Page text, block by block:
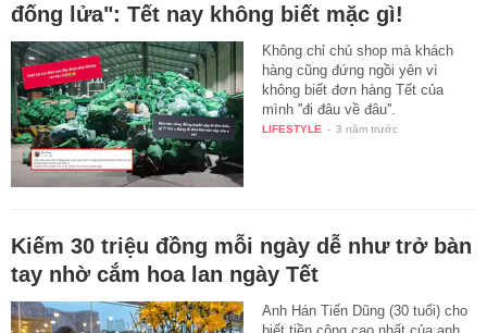
đống lửa": Tết nay không biết mặc gì!
Không chỉ chủ shop mà khách
hàng cũng đứng ngồi yên vì
không biết đơn hàng Tết của
mình ''đi đâu về đâu''.
LIFESTYLE - 3 năm trước
Kiếm 30 triệu đồng mỗi ngày dễ như trở bàn
tay nhờ cắm hoa lan ngày Tết
Anh Hán Tiến Dũng (30 tuổi) cho